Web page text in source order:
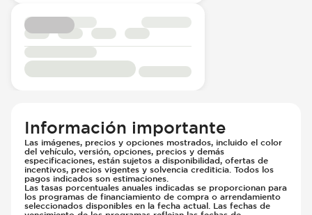
Información importante
Las imágenes, precios y opciones mostrados, incluido el color
del vehículo, versión, opciones, precios y demás
especificaciones, están sujetos a disponibilidad, ofertas de
incentivos, precios vigentes y solvencia crediticia. Todos los
pagos indicados son estimaciones.
Las tasas porcentuales anuales indicadas se proporcionan para
los programas de financiamiento de compra o arrendamiento
seleccionados disponibles en la fecha actual. Las fechas de